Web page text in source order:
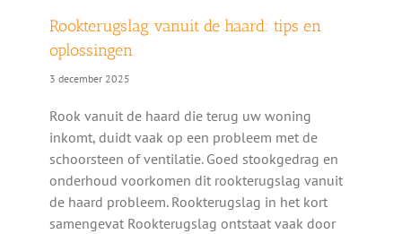
Rookterugslag vanuit de haard: tips en
oplossingen
3 december 2025
Rook vanuit de haard die terug uw woning
inkomt, duidt vaak op een probleem met de
schoorsteen of ventilatie. Goed stookgedrag en
onderhoud voorkomen dit rookterugslag vanuit
de haard probleem. Rookterugslag in het kort
samengevat Rookterugslag ontstaat vaak door